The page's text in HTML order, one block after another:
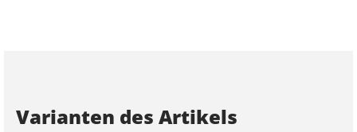
Varianten des Artikels